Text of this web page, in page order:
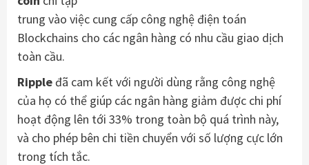
trung vào việc cung cấp công nghệ điện toán
Blockchains cho các ngân hàng có nhu cầu giao dịch
toàn cầu.
Ripple đã cam kết với người dùng rằng công nghệ
của họ có thể giúp các ngân hàng giảm được chi phí
hoạt động lên tới 33% trong toàn bộ quá trình này,
và cho phép bên chi tiền chuyển với số lượng cực lớn
trong tích tắc.